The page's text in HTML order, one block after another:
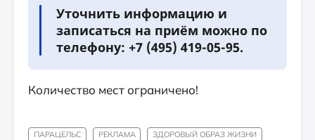
Уточнить информацию и
записаться на приём можно по
телефону: +7 (495) 419-05-95.
Количество мест ограничено!
ПАРАЦЕЛЬС РЕКЛАМА
ЗДОРОВЫЙ ОБРАЗ ЖИЗНИ